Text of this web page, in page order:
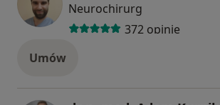
Neurochirurg
372 opinie
Umów